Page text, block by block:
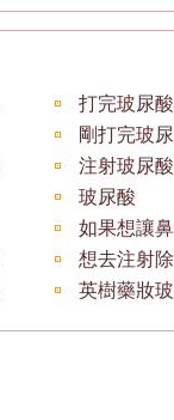
注射玻尿
玻尿酸